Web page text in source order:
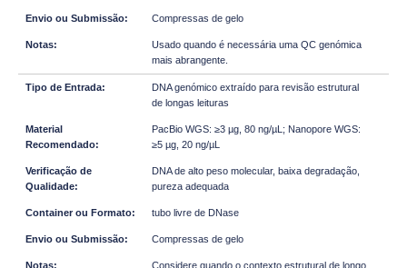
Compressas de gelo
Usado quando é necessária uma QC genómica
mais abrangente.
DNA genómico extraído para revisão estrutural
de longas leituras
PacBio WGS: ≥3 µg, 80 ng/µL; Nanopore WGS:
≥5 µg, 20 ng/µL
DNA de alto peso molecular, baixa degradação,
pureza adequada
tubo livre de DNase
Compressas de gelo
Considere quando o contexto estrutural de longo